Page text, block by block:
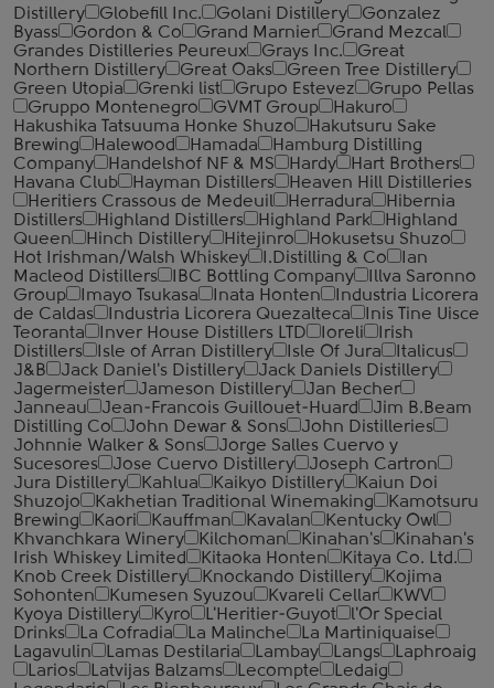
Distillery
Globefill Inc. Golani Distillery
Gonzalez
Byass
Gordon & Co Grand Marnier
Grand Mezcal
Grandes Distilleries Peureux
Grays Inc.
Great
Northern Distillery
Great Oaks
Green Tree Distillery
Green Utopia
Grenki list Grupo Estevez
Grupo Pellas
Gruppo Montenegro
GVMT Group
Hakuro
Hakushika Tatsuuma Honke Shuzo
Hakutsuru Sake
Brewing
Halewood Hamada
Hamburg Distilling
Company
Handelshof NF & MS Hardy
Hart Brothers
Havana Club
Hayman Distillers
Heaven Hill Distilleries
Heritiers Crassous de Medeuil
Herradura
Hibernia
Distillers
Highland Distillers Highland Park
Highland
Queen
Hinch Distillery Hitejinro
Hokusetsu Shuzo
Hot Irishman/Walsh Whiskey
I.Distilling & Co
Ian
Macleod Distillers
IBC Bottling Company
Illva Saronno
Group
Imayo Tsukasa Inata Honten
Industria Licorera
de Caldas
Industria Licorera Quezalteca
Inis Tine Uisce
Teoranta
Inver House Distillers LTD Ioreli
Irish
Distillers
Isle of Arran Distillery Isle Of Jura
Italicus
J&B
Jack Daniel's Distillery
Jack Daniels Distillery
Jagermeister
Jameson Distillery
Jan Becher
Janneau
Jean-Francois Guillouet-Huard
Jim B.Beam
Distilling Co
John Dewar & Sons
John Distilleries
Johnnie Walker & Sons
Jorge Salles Cuervo y
Sucesores
Jose Cuervo Distillery
Joseph Cartron
Jura Distillery
Kahlua Kaikyo Distillery
Kaiun Doi
Shuzojo
Kakhetian Traditional Winemaking
Kamotsuru
Brewing
Kaori Kauffman Kavalan
Kentucky Owl
Khvanchkara Winery
Kilchoman Kinahan's
Kinahan's
Irish Whiskey Limited
Kitaoka Honten
Kitaya Co. Ltd.
Knob Creek Distillery
Knockando Distillery
Kojima
Sohonten
Kumesen Syuzou Kvareli Cellar
KWV
Kyoya Distillery
Kyro L'Heritier-Guyot
l'Or Special
Drinks
La Cofradia La Malinche
La Martiniquaise
Lagavulin
Lamas Destilaria Lambay Langs
Laphroaig
Larios
Latvijas Balzams Lecompte
Ledaig